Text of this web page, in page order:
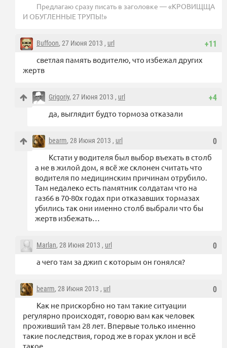
Предлагаю сразу писать в заголовке — «КРОВИЩЩА
И ОБУГЛЕННЫЕ ТРУПЫ!»
+11
Buffoon, 27 Июня 2013 , url
светлая память водителю, что избежал других
жертв
+4
Grigoriy, 27 Июня 2013 , url
да, выглядит будто тормоза отказали
0
bearm, 28 Июня 2013 , url
Кстати у водителя был выбор въехать в столб
а не в жилой дом, я всё же склонен считать что
водителя по медицинским причинам отрубило.
Там недалеко есть памятник солдатам что на
газ66 в 70-80х годах при отказавших тормазах
убились так они именно столб выбрали что бы
жертв избежать…
0
Marlan, 28 Июня 2013 , url
а чего там за джип с которым он гонялся?
0
bearm, 28 Июня 2013 , url
Как не прискорбно но там такие ситуации
регулярно происходят, говорю вам как человек
проживший там 28 лет. Впервые только именно
такие последствия, город же в горах уклон и всё
такое.